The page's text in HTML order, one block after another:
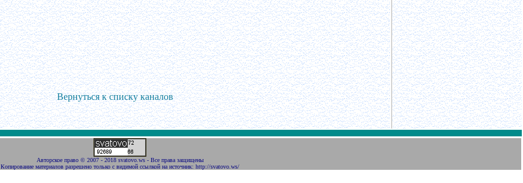
Вернуться к списку каналов
Авторское право ©2007 - 2018 svatovo.ws - Все права защищены
Копирование материалов разрешено только с видимой ссылкой на источник: http://svatovo.ws/